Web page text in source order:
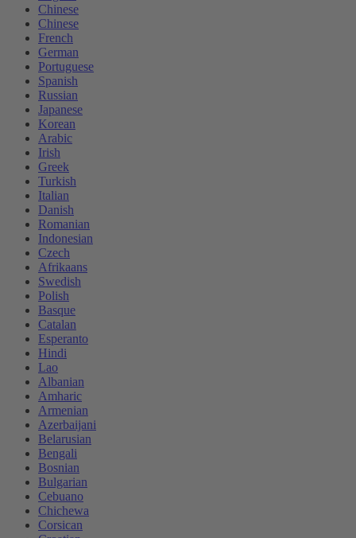
Chinese
Chinese
French
German
Portuguese
Spanish
Russian
Japanese
Korean
Arabic
Irish
Greek
Turkish
Italian
Danish
Romanian
Indonesian
Czech
Afrikaans
Swedish
Polish
Basque
Catalan
Esperanto
Hindi
Lao
Albanian
Amharic
Armenian
Azerbaijani
Belarusian
Bengali
Bosnian
Bulgarian
Cebuano
Chichewa
Corsican